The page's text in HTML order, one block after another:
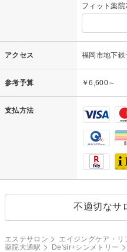
フィット薬院
アクセス 福岡市地下
参考予算 ￥6,600～
支払方法
不適切なサ
エステサロン エイジングケア・リ
薬院大通駅
De'sir+シンメトリー